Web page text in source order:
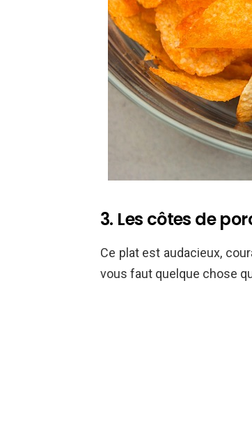
3. Les côtes de
Ce plat est audacieux,
vous faut quelque chose